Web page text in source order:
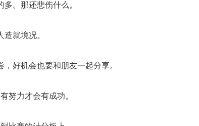
。那还悲伤什么。
就境况。
好机会也要和朋友一起分享。
努力才会有成功。